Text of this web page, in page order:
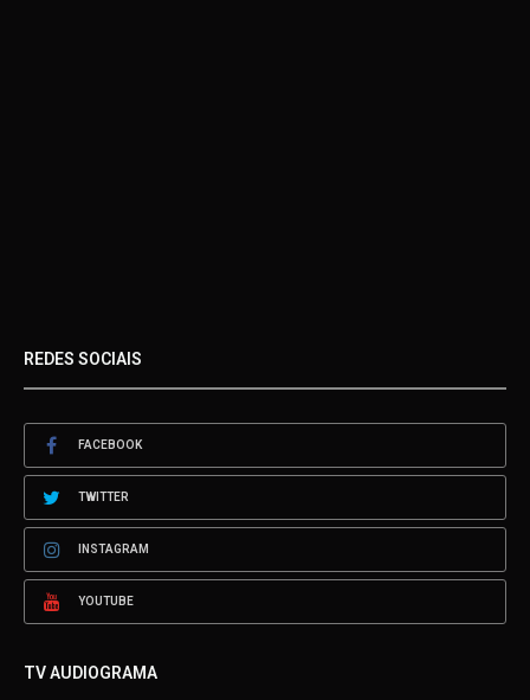
REDES SOCIAIS
FACEBOOK
TWITTER
INSTAGRAM
YOUTUBE
TV AUDIOGRAMA